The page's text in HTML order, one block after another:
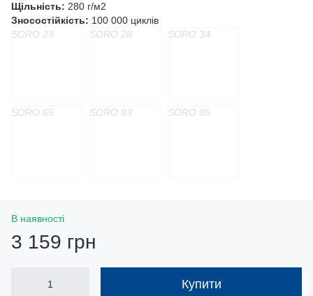
Щільність: 280 г/м2
Зносостійкість: 100 000 циклів
SORO 23
SORO 28 SORO 34
SORO 65 SORO 93 SORO 95
В наявності
3 159 грн
Купити